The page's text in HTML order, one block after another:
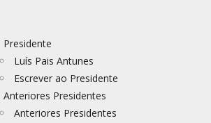
Presidente
Luís Pais Antunes
Escrever ao Presidente
Anteriores Presidentes
Anteriores Presidentes